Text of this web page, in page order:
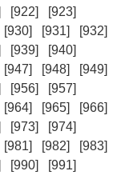
[922]
[923]
[930] [931]
[932]
[939]
[940]
[947] [948]
[949]
[956]
[957]
[964] [965]
[966]
[973]
[974]
[981] [982]
[983]
[990]
[991]